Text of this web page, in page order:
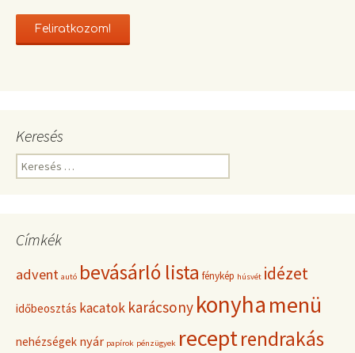
Keresés
K
e
é
:
Címkék
advent autó bevásárló lista fénykép húsvét idézet
időbeosztás kacatok karácsony konyhamenü
nehézségek nyár papírok pénzügyek receptrendrakás